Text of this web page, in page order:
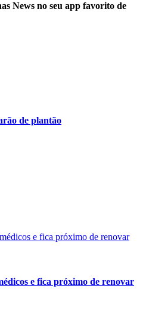
News no seu app favorito de
de plantão
e fica próximo de renovar